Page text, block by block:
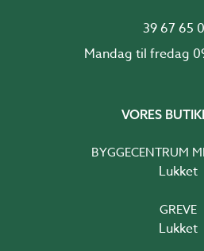
39 67 65
Mandag til fredag
VORES
BYGGECENTRUM
Lukket
GREVE
Lukket